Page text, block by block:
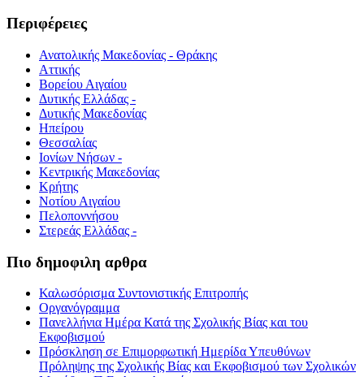
Περιφέρειες
Ανατολικής Μακεδονίας - Θράκης
Αττικής
Βορείου Αιγαίου
Δυτικής Ελλάδας -
Δυτικής Μακεδονίας
Ηπείρου
Θεσσαλίας
Ιονίων Νήσων -
Κεντρικής Μακεδονίας
Κρήτης
Νοτίου Αιγαίου
Πελοποννήσου
Στερεάς Ελλάδας -
Πιο δημοφιλη αρθρα
Καλωσόρισμα Συντονιστικής Επιτροπής
Οργανόγραμμα
Πανελλήνια Ημέρα Κατά της Σχολικής Βίας και του
Εκφοβισμού
Πρόσκληση σε Επιμορφωτική Ημερίδα Υπευθύνων
Πρόληψης της Σχολικής Βίας και Εκφοβισμού των Σχολικών